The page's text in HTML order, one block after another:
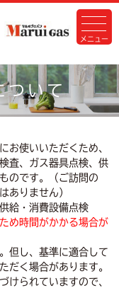
ついて
お使いいただくため、
査、ガス器具点検、供
のです。（ご訪問の
ありません）
給・消費設備点検
め時間がかかる場合が
但し、基準に適合して
だく場合があります。
けられていますので、